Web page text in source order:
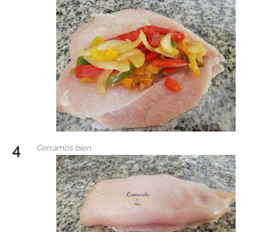
Cerramos bien